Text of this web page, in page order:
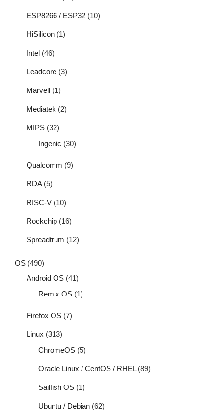
ESP8266 / ESP32 (10)
HiSilicon (1)
Intel (46)
Leadcore (3)
Marvell (1)
Mediatek (2)
MIPS (32)
Ingenic (30)
Qualcomm (9)
RDA(5)
RISC-V (10)
Rockchip (16)
Spreadtrum (12)
OS (490)
Android OS (41)
Remix OS (1)
Firefox OS (7)
Linux (313)
ChromeOS (5)
Oracle Linux / CentOS / RHEL(89)
Sailfish OS (1)
Ubuntu / Debian (62)